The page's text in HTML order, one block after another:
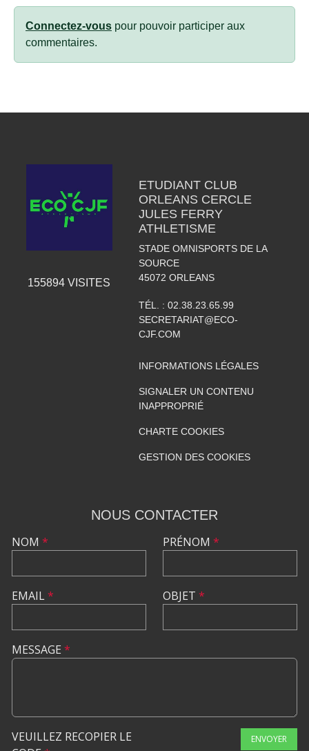
Connectez-vous pour pouvoir participer aux
commentaires.
155894 VISITES
ETUDIANT CLUB
ORLEANS CERCLE
JULES FERRY
ATHLETISME
STADE OMNISPORTS DE LA
SOURCE
45072 ORLEANS
TÉL. : 02.38.23.65.99
SECRETARIAT@ECO-
CJF.COM
INFORMATIONS LÉGALES
SIGNALER UN CONTENU
INAPPROPRIÉ
CHARTE COOKIES
GESTION DES COOKIES
NOUS CONTACTER
NOM *
EMAIL*
PRÉNOM *
OBJET *
MESSAGE *
VEUILLEZ RECOPIER LE
ENVOYER